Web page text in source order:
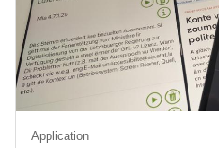
Application